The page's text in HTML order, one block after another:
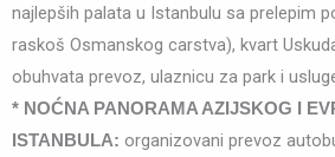
najlepših palata u Istanbulu sa prelepim
raskoš Osmanskog carstva), kvart
obuhvata prevoz, ulaznicu za park i
* NOĆNA PANORAMA AZIJSKOG I
ISTANBULA: organizovani prevoz